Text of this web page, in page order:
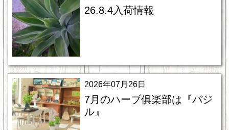
26.8.4入荷情報
2026年07月26日
7月のハーブ俱楽部は『バジ
ル』